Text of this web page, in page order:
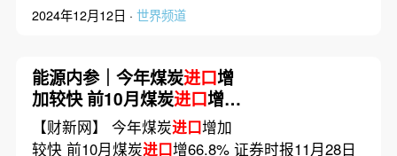
2024年12月12日 · 世界频道
能源内参｜今年煤炭进口增
加较快 前10月煤炭进口增
66.8%；亿纬锂能匈牙利电
池工厂开建 大圆柱电池将供
【财新网】 今年煤炭进口增加
较快 前10月煤炭进口增66.8% 证券时报11月28日